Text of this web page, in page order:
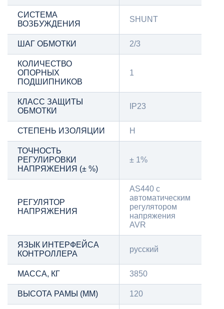
СИСТЕМА
ВОЗБУЖДЕНИЯ
SHUNT
ШАГ ОБМОТКИ 2/3
КОЛИЧЕСТВО
ОПОРНЫХ
ПОДШИПНИКОВ
1
КЛАСС ЗАЩИТЫ
ОБМОТКИ
IP23
СТЕПЕНЬ ИЗОЛЯЦИИ H
ТОЧНОСТЬ
РЕГУЛИРОВКИ
НАПРЯЖЕНИЯ (± %)
± 1%
РЕГУЛЯТОР
НАПРЯЖЕНИЯ
AS440 с
автоматическим
регулятором
напряжения
AVR
ЯЗЫК ИНТЕРФЕЙСА
КОНТРОЛЛЕРА
русский
МАССА, КГ 3850
ВЫСОТА РАМЫ (ММ) 120